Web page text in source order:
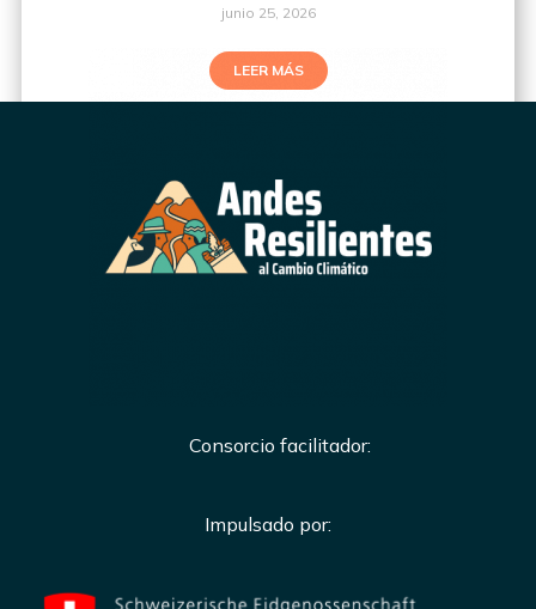
junio 25, 2026
LEER MÁS
Consorcio facilitador:
Impulsado por: